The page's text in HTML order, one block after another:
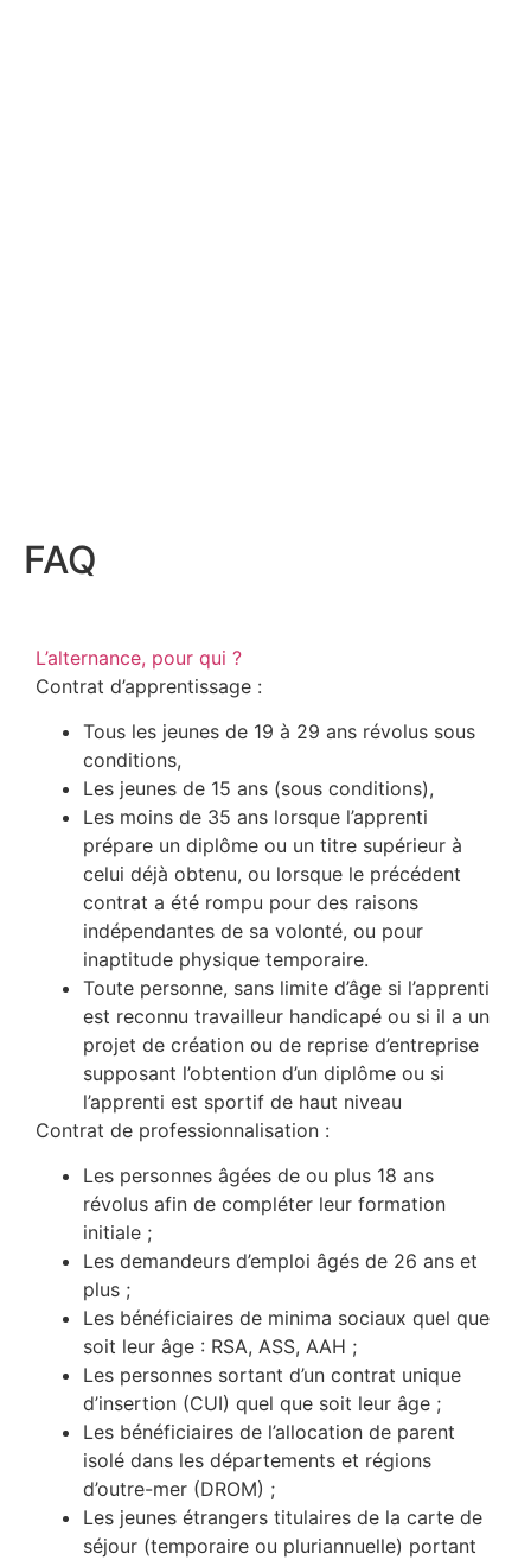
FAQ
L’alternance, pour qui ?
Contrat d’apprentissage :
Tous les jeunes de 19 à 29 ans révolus sous
conditions,
Les jeunes de 15 ans (sous conditions),
Les moins de 35 ans lorsque l’apprenti
prépare un diplôme ou un titre supérieur à
celui déjà obtenu, ou lorsque le précédent
contrat a été rompu pour des raisons
indépendantes de sa volonté, ou pour
inaptitude physique temporaire.
Toute personne, sans limite d’âge si l’apprenti
est reconnu travailleur handicapé ou si il a un
projet de création ou de reprise d’entreprise
supposant l’obtention d’un diplôme ou si
l’apprenti est sportif de haut niveau
Contrat de professionnalisation :
Les personnes âgées de ou plus 18 ans
révolus afin de compléter leur formation
initiale ;
Les demandeurs d’emploi âgés de 26 ans et
plus ;
Les bénéficiaires de minima sociaux quel que
soit leur âge : RSA, ASS, AAH ;
Les personnes sortant d’un contrat unique
d’insertion (CUI) quel que soit leur âge ;
Les bénéficiaires de l’allocation de parent
isolé dans les départements et régions
d’outre-mer (DROM) ;
Les jeunes étrangers titulaires de la carte de
séjour (temporaire ou pluriannuelle) portant